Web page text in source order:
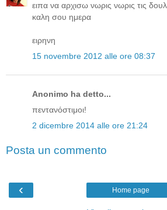
ειπα να αρχισω νωρις νωρις τις
καλη σου ημερα
ειρηνη
15 novembre 2012 alle ore 08:37
Anonimo ha detto...
πεντανόστιμοι!
2 dicembre 2014 alle ore 21:24
Posta un commento
‹ Home page